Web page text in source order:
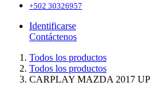
+502 30326957
Identificarse
Contáctenos
Todos los productos
Todos los productos
CARPLAY MAZDA 2017 UP